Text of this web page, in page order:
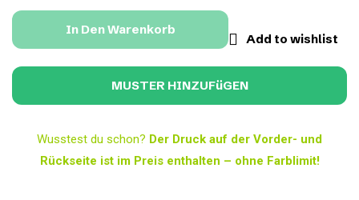
In Den Warenkorb
Add to wishlist
Wusstest du schon? Der Druck auf der Vorder- und
Rückseite ist im Preis enthalten – ohne Farblimit!